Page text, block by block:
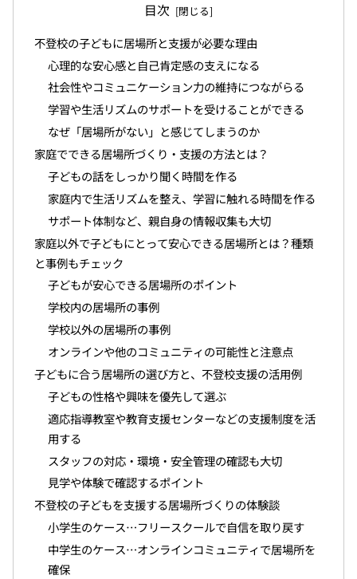
目次
不登校の子どもに居場所と支援が必要な理由
心理的な安心感と自己肯定感の支えになる
社会性やコミュニケーション力の維持につながらる
学習や生活リズムのサポートを受けることができる
なぜ「居場所がない」と感じてしまうのか
家庭でできる居場所づくり・支援の方法とは？
子どもの話をしっかり聞く時間を作る
家庭内で生活リズムを整え、学習に触れる時間を作る
サポート体制など、親自身の情報収集も大切
家庭以外で子どもにとって安心できる居場所とは？種類
と事例もチェック
子どもが安心できる居場所のポイント
学校内の居場所の事例
学校以外の居場所の事例
オンラインや他のコミュニティの可能性と注意点
子どもに合う居場所の選び方と、不登校支援の活用例
子どもの性格や興味を優先して選ぶ
適応指導教室や教育支援センターなどの支援制度を活
用する
スタッフの対応・環境・安全管理の確認も大切
見学や体験で確認するポイント
不登校の子どもを支援する居場所づくりの体験談
小学生のケース…フリースクールで自信を取り戻す
中学生のケース…オンラインコミュニティで居場所を
確保